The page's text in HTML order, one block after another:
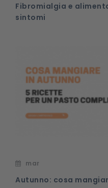
Fibromialgia e
sintomi
mar
Autunno: cosa